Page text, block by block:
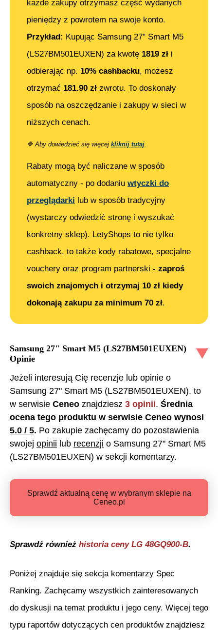
każde zakupy otrzymasz część wydanych
pieniędzy z powrotem na swoje konto.
Przykład: Kupując Samsung 27" Smart M5
(LS27BM501EUXEN) za kwotę 1819 zł i
odbierając np. 10% cashbacku, możesz
otrzymać 181.90 zł zwrotu. To doskonały
sposób na oszczędzanie i zakupy w sieci w
niższych cenach.
🔷 Aby dowiedzieć się więcej kliknij tutaj
Rabaty mogą być naliczane w sposób
automatyczny - po dodaniu wtyczki do
przeglądarki lub w sposób tradycyjny
(wystarczy odwiedzić stronę i wyszukać
konkretny sklep). LetyShops to nie tylko
cashback, to także kody rabatowe, specjalne
vouchery oraz program partnerski - zaproś
swoich znajomych i otrzymaj 10 zł kiedy
dokonają zakupu za minimum 70 zł.
Samsung 27" Smart M5 (LS27BM501EUXEN)
Opinie
Jeżeli interesują Cię recenzje lub opinie o
Samsung 27" Smart M5 (LS27BM501EUXEN), to
w serwisie Ceneo znajdziesz 3 opinii. Średnia
ocena tego produktu w serwisie Ceneo wynosi
5.0 / 5. Po zakupie zachęcamy do pozostawienia
swojej opinii lub recenzji o Samsung 27" Smart M5
(LS27BM501EUXEN) w sekcji komentarzy.
Sprawdź aktualną cenę w wybranym sklepie na
Ceneo.pl
Sprawdź również historia ceny LG 48GQ900-B.
Poniżej znajduje się sekcja komentarzy Spec
Ranking. Zachęcamy wszystkich zainteresowanych
do dyskusji na temat produktu i jego ceny. Więcej tego
typu raportów dotyczących cen produktów znajdziesz